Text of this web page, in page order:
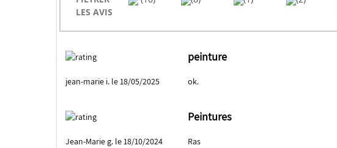
LES AVIS
peinture
jean-marie i. le 18/05/2025 ok.
Peintures
Jean-Marie g. le 18/10/2024 Ras